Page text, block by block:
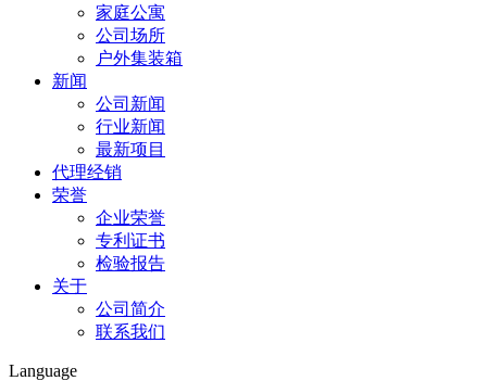
家庭公寓
公司场所
户外集装箱
新闻
公司新闻
行业新闻
最新项目
代理经销
荣誉
企业荣誉
专利证书
检验报告
关于
公司简介
联系我们
Language